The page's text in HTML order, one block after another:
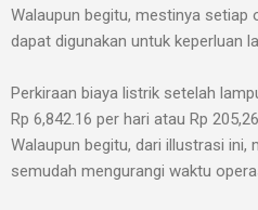
Walaupun begitu, mestinya setiap
dapat digunakan untuk keperluan
Perkiraan biaya listrik setelah
Rp 6,842.16 per hari atau Rp
Walaupun begitu, dari illustrasi
semudah mengurangi waktu